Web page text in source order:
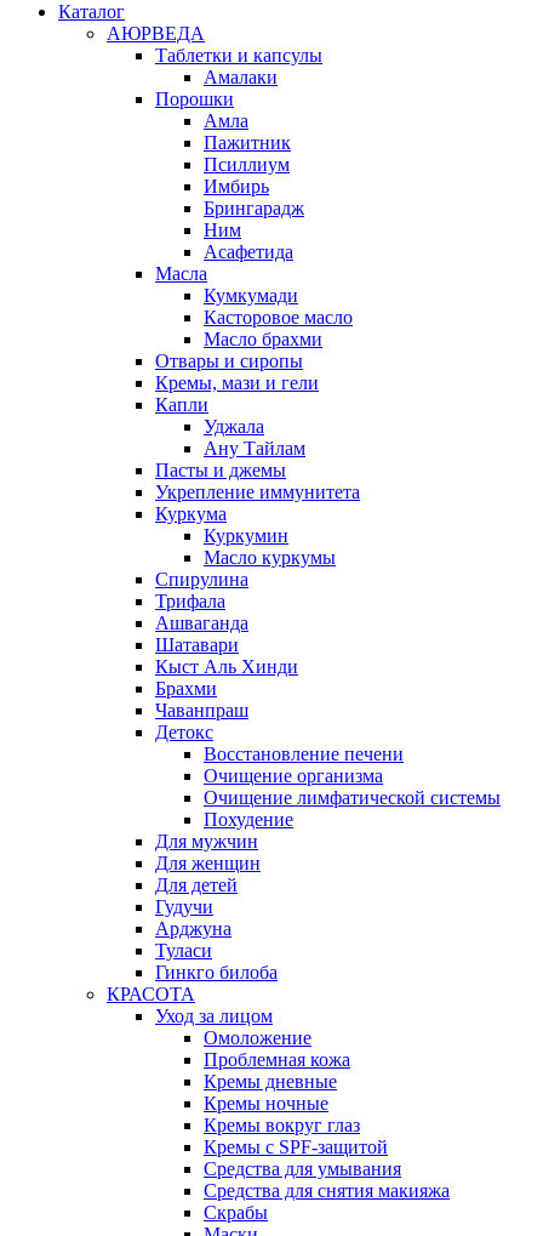
Каталог
АЮРВЕДА
Таблетки и капсулы
Амалаки
Порошки
Амла
Пажитник
Псиллиум
Имбирь
Брингарадж
Ним
Асафетида
Масла
Кумкумади
Касторовое масло
Масло брахми
Отвары и сиропы
Кремы, мази и гели
Капли
Уджала
Ану Тайлам
Пасты и джемы
Укрепление иммунитета
Куркума
Куркумин
Масло куркумы
Спирулина
Трифала
Ашваганда
Шатавари
Кыст Аль Хинди
Брахми
Чаванпраш
Детокс
Восстановление печени
Очищение организма
Очищение лимфатической системы
Похудение
Для мужчин
Для женщин
Для детей
Гудучи
Арджуна
Туласи
Гинкго билоба
КРАСОТА
Уход за лицом
Омоложение
Проблемная кожа
Кремы дневные
Кремы ночные
Кремы вокруг глаз
Кремы с SPF-защитой
Средства для умывания
Средства для снятия макияжа
Скрабы